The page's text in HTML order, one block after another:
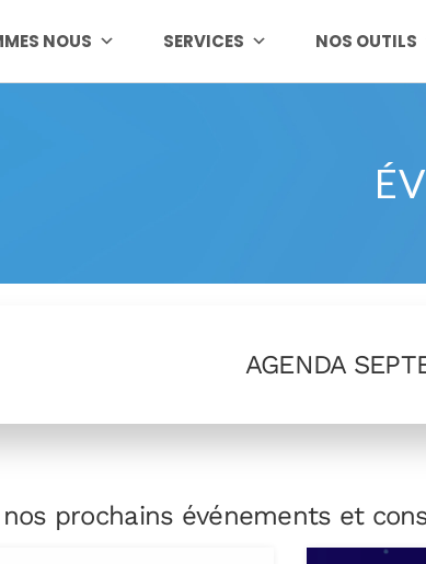
NOUS SERVICES NOS OUTILS
AGENDA
nos prochains événements et